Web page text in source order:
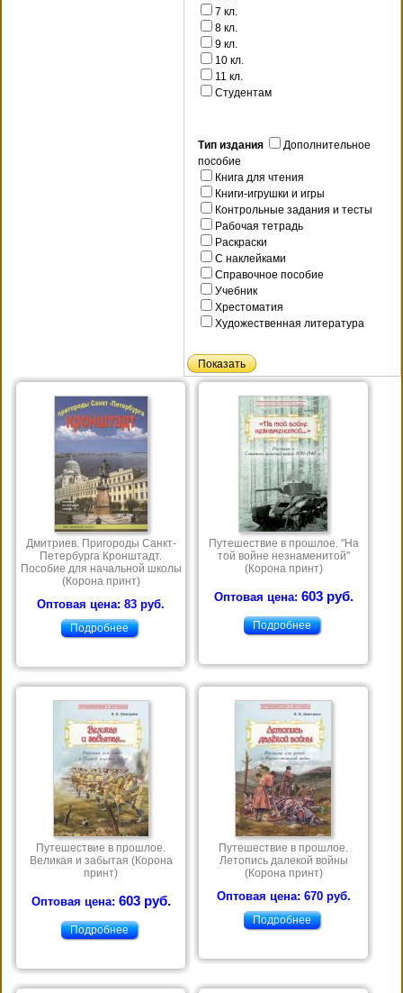
7 кл.
8 кл.
9 кл.
10 кл.
11 кл.
Студентам
Тип издания
Дополнительное
пособие
Книга для чтения
Книги-игрушки и игры
Контрольные задания и тесты
Рабочая тетрадь
Раскраски
С наклейками
Справочное пособие
Учебник
Хрестоматия
Художественная литература
Дмитриев. Пригороды Санкт-
Петербурга Кронштадт.
Пособие для начальной школы
(Корона принт)
Оптовая цена: 83 руб.
Подробнее
Путешествие в прошлое. "На
той войне незнаменитой"
(Корона принт)
Оптовая цена: 603 руб.
Подробнее
Путешествие в прошлое.
Великая и забытая (Корона
принт)
Оптовая цена: 603 руб.
Подробнее
Путешествие в прошлое.
Летопись далекой войны
(Корона принт)
Оптовая цена: 670 руб.
Подробнее